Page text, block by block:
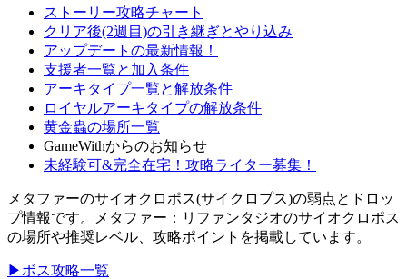
ストーリー攻略チャート
クリア後(2週目)の引き継ぎとやり込み
アップデートの最新情報！
支援者一覧と加入条件
アーキタイプ一覧と解放条件
ロイヤルアーキタイプの解放条件
黄金蟲の場所一覧
GameWithからのお知らせ
未経験可&完全在宅！攻略ライター募集！
メタファーのサイオクロポス(サイクロプス)の弱点とドロッ
プ情報です。メタファー：リファンタジオのサイオクロポス
の場所や推奨レベル、攻略ポイントを掲載しています。
▶ボス攻略一覧